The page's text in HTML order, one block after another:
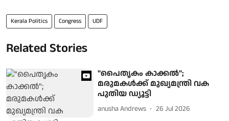
Kerala Politics Congress UDF
Related Stories
"പൈതൃകം കാക്കൽ";
മരുമകൾക്ക് മുഖ്യമന്ത്രി വക
പുതിയ ഡ്യൂട്ടി
anusha Andrews 26 Jul 2026